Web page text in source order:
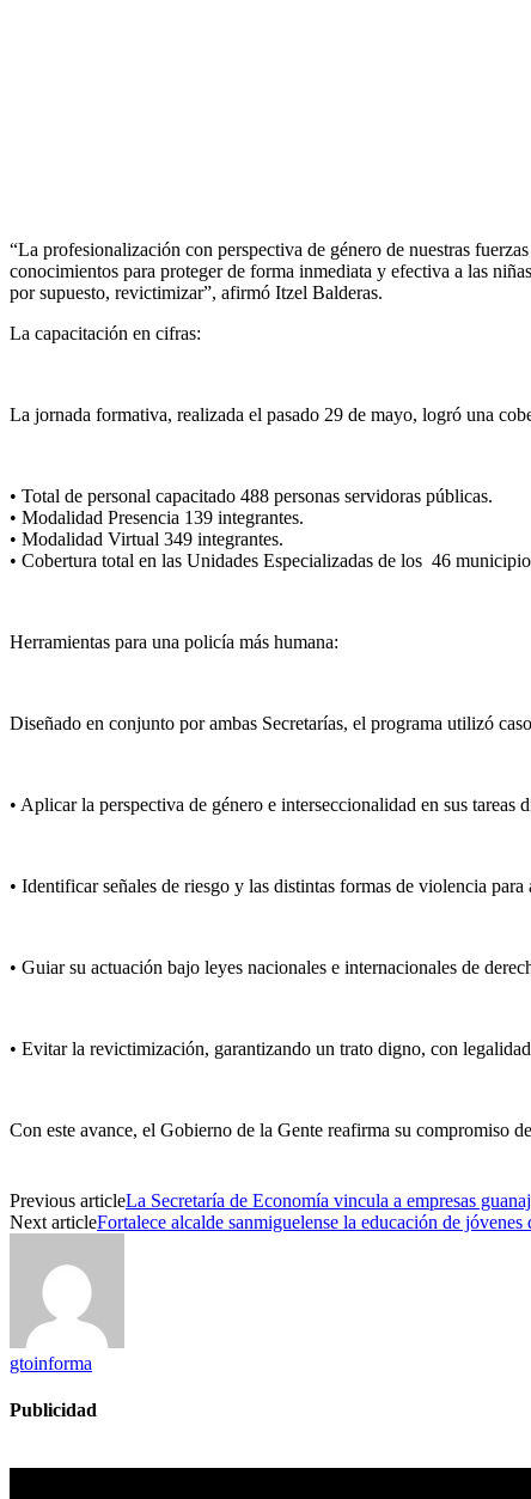
“La profesionalización con perspectiva de género de nuestras
conocimientos para proteger de forma inmediata y efectiva a las
por supuesto, revictimizar”, afirmó Itzel Balderas.
La capacitación en cifras:
La jornada formativa, realizada el pasado 29 de mayo, logró una
• Total de personal capacitado 488 personas servidoras públicas.
• Modalidad Presencia 139 integrantes.
• Modalidad Virtual 349 integrantes.
• Cobertura total en las Unidades Especializadas de los 46
Herramientas para una policía más humana:
Diseñado en conjunto por ambas Secretarías, el programa utilizó
• Aplicar la perspectiva de género e interseccionalidad en sus tareas
• Identificar señales de riesgo y las distintas formas de violencia para
• Guiar su actuación bajo leyes nacionales e internacionales de
• Evitar la revictimización, garantizando un trato digno, con
Con este avance, el Gobierno de la Gente reafirma su compromiso
Previous articleLa Secretaría de Economía vincula a empresas
Next articleFortalece alcalde sanmiguelense la educación de
gtoinforma
Publicidad